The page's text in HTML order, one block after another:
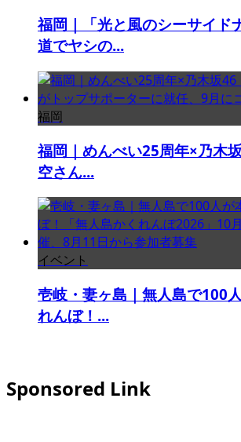
福岡｜「光と風のシーサイド
道でヤシの...
福岡
福岡｜めんべい25周年×乃木
空さん...
イベント
壱岐・妻ヶ島｜無人島で100
れんぼ！...
Sponsored Link